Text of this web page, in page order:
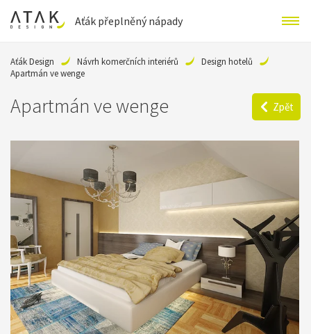
Aťák přeplněný nápady
Aťák Design Návrh komerčních interiérů
Design hotelů
Apartmán ve wenge
Apartmán ve wenge Zpět